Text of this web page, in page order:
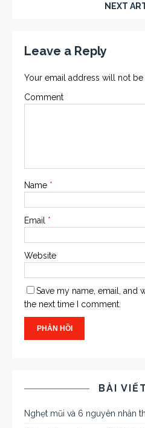
NEXT
Leave a Reply
Your email address will not
Comment
Name *
Email *
Website
Save my name, email, and
the next time I comment.
BÀI
Nghẹt mũi và 6 nguyên nhân